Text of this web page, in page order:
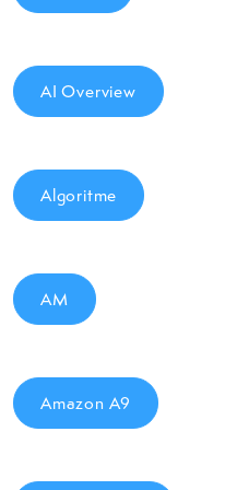
AI Overview
Algoritme
AM
Amazon A9